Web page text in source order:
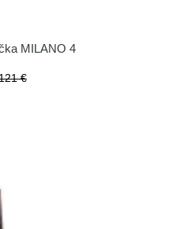
MILANO 4
€